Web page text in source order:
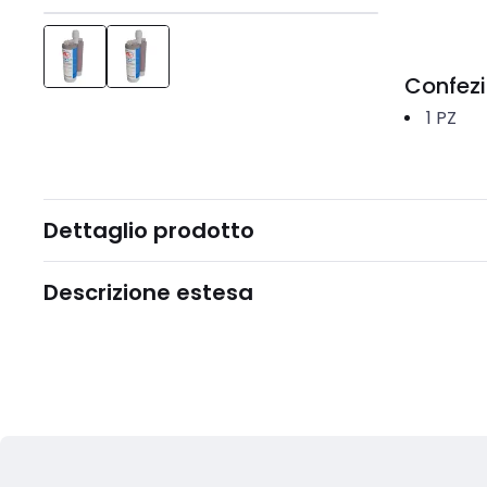
1 PZ
Dettaglio prodotto
Descrizione estesa